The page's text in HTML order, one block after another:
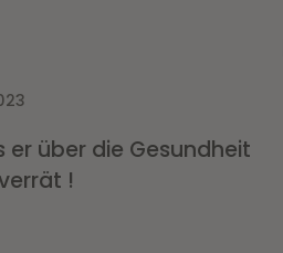
über die Gesundheit
!